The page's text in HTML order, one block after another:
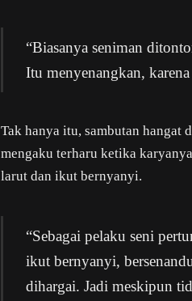
“Biasanya seniman
Itu menyenangkan,
Tak hanya itu, sambutan hangat
mengaku terharu ketika
larut dan ikut bernyanyi.
“Sebagai pelaku seni
ikut bernyanyi,
dihargai. Jadi meskipun